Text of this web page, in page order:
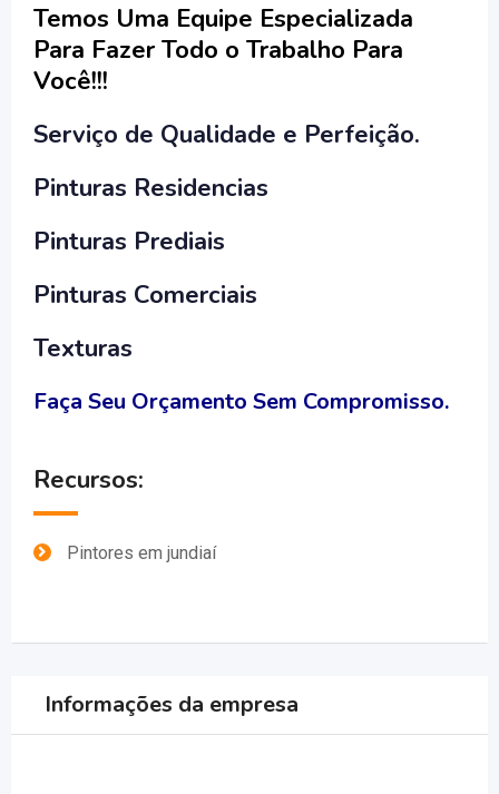
Temos Uma Equipe Especializada
Para Fazer Todo o Trabalho Para
Você!!!
Serviço de Qualidade e Perfeição.
Pinturas Residencias
Pinturas Prediais
Pinturas Comerciais
Texturas
Faça Seu Orçamento Sem Compromisso.
Recursos:
Pintores em jundiaí
Informações da empresa